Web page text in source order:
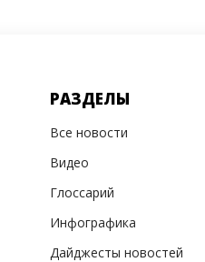
РАЗДЕЛЫ
Все новости
Видео
Глоссарий
Инфографика
Дайджесты новостей